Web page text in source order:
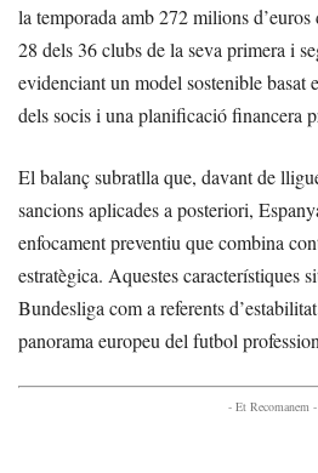
la temporada amb 272 milions
28 dels 36 clubs de la seva primera i
evidenciant un model sostenible basat
dels socis i una planificació financera
El balanç subratlla que, davant de
sancions aplicades a posteriori,
enfocament preventiu que combina
estratègica. Aquestes
Bundesliga com a referents
panorama europeu del futbol
- Et Recomanem -